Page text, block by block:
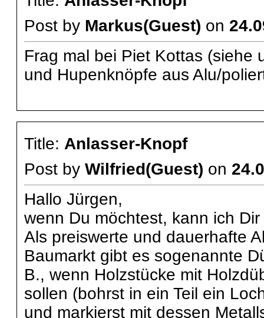
Post by Markus(Guest) on
Frag mal bei Piet Kottas (siehe
und Hupenknöpfe aus Alu/
Title: Anlasser-Knopf
Post by Wilfried(Guest) on
Hallo Jürgen,
wenn Du möchtest, kann ich
Als preiswerte und dauerhafte
Baumarkt gibt es sogenannte
B., wenn Holzstücke mit
sollen (bohrst in ein Teil ein
und markierst mit dessen